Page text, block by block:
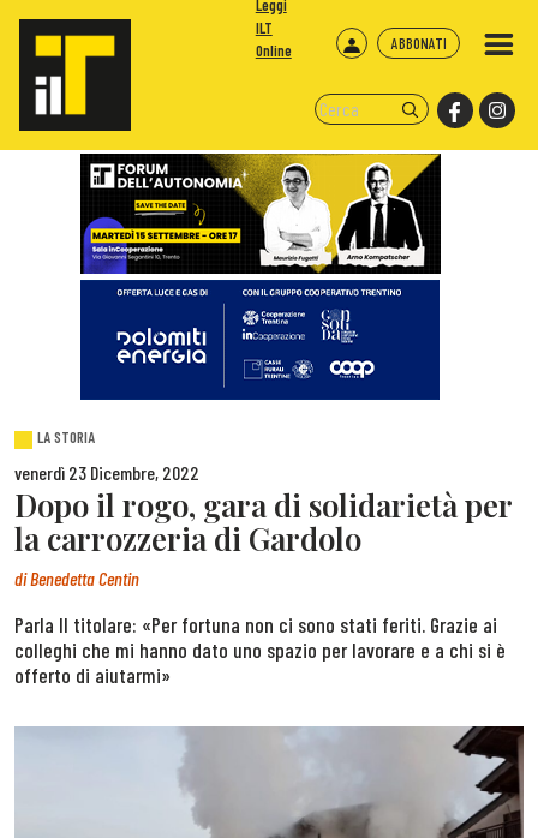
ABBONATI
Leggi
ILT
Online
LA STORIA
venerdì 23 Dicembre, 2022
Dopo il rogo, gara di solidarietà per
la carrozzeria di Gardolo
diBenedetta Centin
Parla Il titolare: «Per fortuna non ci sono stati feriti. Grazie ai
colleghi che mi hanno dato uno spazio per lavorare e a chi si è
offerto di aiutarmi»